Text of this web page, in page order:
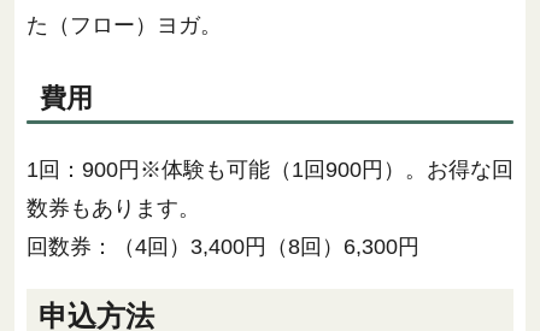
た（フロー）ヨガ。
費用
1回：900円※体験も可能（1回900円）。お得な回
数券もあります。
回数券：（4回）3,400円（8回）6,300円
申込方法